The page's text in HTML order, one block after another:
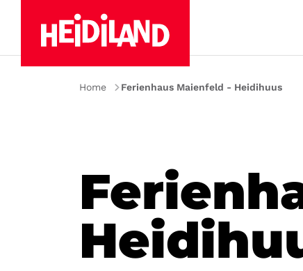
Home Ferienhaus Maienfeld - Heidihuus